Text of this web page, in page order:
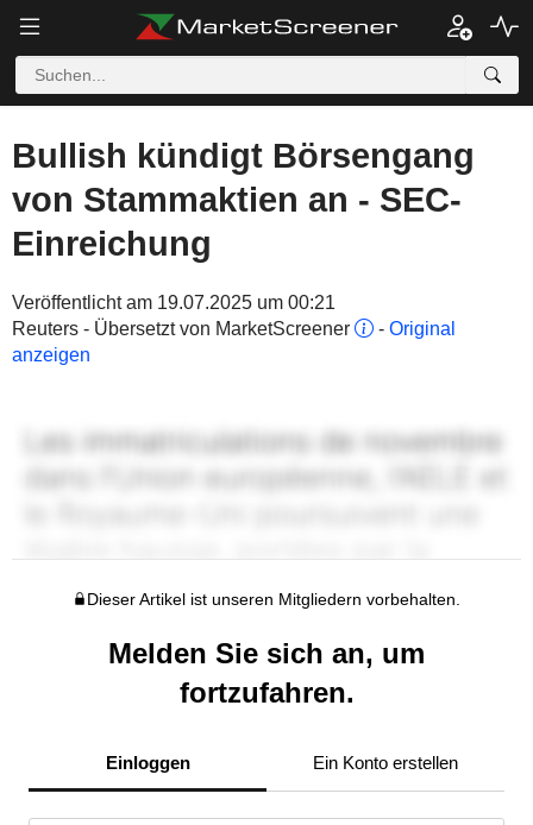
Bullish kündigt Börsengang
von Stammaktien an - SEC-
Einreichung
Veröffentlicht am 19.07.2025 um 00:21
Reuters - Übersetzt von MarketScreener
- Original
anzeigen
Dieser Artikel ist unseren Mitgliedern vorbehalten.
Melden Sie sich an, um
fortzufahren.
Einloggen Ein Konto erstellen